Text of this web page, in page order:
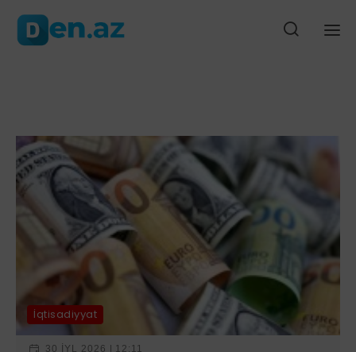
İqtisadiyyat
30 IYL 2026 | 12:11